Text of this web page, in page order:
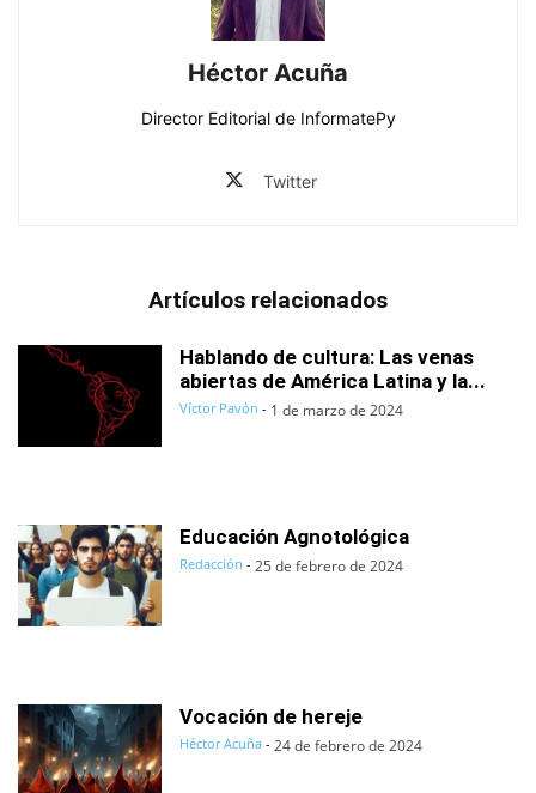
Héctor Acuña
Director Editorial de InformatePy
Twitter
Artículos relacionados
Hablando de cultura: Las venas
abiertas de América Latina y la...
Víctor Pavón - 1 de marzo de 2024
Educación Agnotológica
Redacción - 25 de febrero de 2024
Vocación de hereje
Héctor Acuña - 24 de febrero de 2024